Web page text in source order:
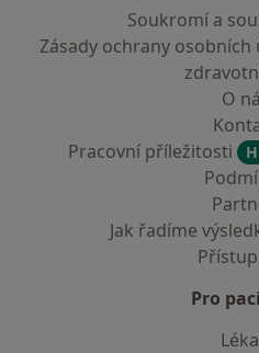
Soukromí a
Zásady ochrany
O
Pracovní příležitosti
Jak řadíme
Pro